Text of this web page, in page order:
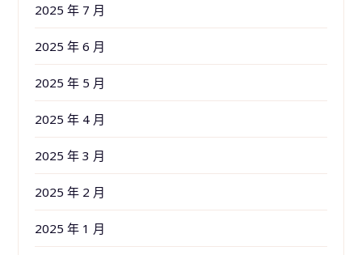
2025 年 7 月
2025 年 6 月
2025 年 5 月
2025 年 4 月
2025 年 3 月
2025 年 2 月
2025 年 1 月